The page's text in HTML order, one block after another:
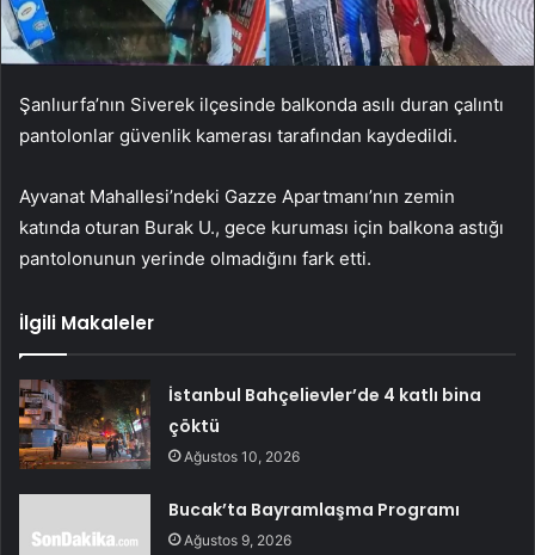
Şanlıurfa’nın Siverek ilçesinde balkonda asılı duran çalıntı
pantolonlar güvenlik kamerası tarafından kaydedildi.
Ayvanat Mahallesi’ndeki Gazze Apartmanı’nın zemin
katında oturan Burak U., gece kuruması için balkona astığı
pantolonunun yerinde olmadığını fark etti.
İlgili Makaleler
İstanbul Bahçelievler’de 4 katlı bina
çöktü
Ağustos 10, 2026
Bucak’ta Bayramlaşma Programı
Ağustos 9, 2026